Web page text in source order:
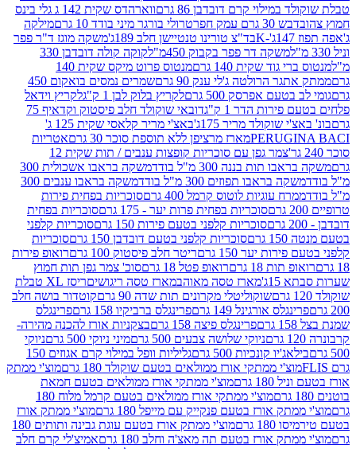
קרם דובדבן 86 גרם
ווארהדס שקית 142 ג גלי בינס
דבש 30 גרם עמק חפר
טרולי בורגר מיני בודד 10 גרם
מילקה
בד"צ טורינו טנטיישן חלב 189ג'
משקה מוגז ד"ר פפר
משקה דר פפר בקבוק 450מ"ל
קוקה קולה דובדבן 330
גוד שקית 140 גרם
מנטוס פרוט מיקס שקית 140
הרולטה ג'לי ענק 90 גרם
שמרים נמסים בואקום 450
אפרסק 500 גרם
לקריץ בלוק לבן 1 ק"ג
לקריץ וידאל
הדר 1 ק"ג
דובאי שוקולד חלב פיסטוק וקדאיף 75
שוקולד מריר 175ג'
באצ'י מריר קלאסי שקית 125 ג'
מארז מרציפן ללא תוספת סוכר 30 גרם
אטריות
צמר גפן עם סוכריות קופצות ענבים / תות שקית 12
תות בננה 300 מ"ל בודד
משקה בראבו אשכולית 300
בראבו תפוזים 300 מ"ל בודד
משקה בראבו ענבים 300
עוגיות לוטוס קרמל 400 גרם
סוכריות בפחית פירות
סוכריות בפחית פרות יער - 175 גרם
סוכריות בפחית
סוכריות קלפני בטעם פירות 150 גרם
סוכריות קלפני
סוכריות קלפני בטעם דובדבן 150 גרם
סוכריות
יער 150 גרם
ריטר חלב פיסטוק 100 גרם
רואופ פירות
תות 18 גרם
רואופ פטל 18 גרם
סוכ' צמר גפן תות חמוץ
מארז טסה מאוהב מארז טסה ריגושים
ריסז XL טבלת
שוקוליטלי מקרונים תות שדה 90 גרם
קוטדור בושה חלב
אורגינל 149 גרם
פרינגלס ברביקיו 158 גרם
פרינגלס
פרינגלס פיצה 158 גרם
בצקניות אורז להכנה מהירה-
ניוקי שלושה צבעים 500 גרם
מיני ניוקי 500 גרם
ניוקי
קונכיות 500 גרם
גליליות וופל במילוי קרם אגוזים 150
ממתקי אורז ממולאים בטעם שוקולד 180 גרם
מוצ'י ממתק
גרם
מוצ'י ממתקי אורז ממולאים בטעם חמאת
מוצ'י ממתקי אורז ממולאים בטעם קרמל מלוח 180
אורז בטעם פנקייק עם מייפל 180 גרם
מוצ'י ממתק אורז
גרם
מוצ'י ממתק אורז בטעם עוגת גבינה ותותים 180
אורז בטעם תה מאצ'ה וחלב 180 גרם
אמיצ'לי קרם חלב